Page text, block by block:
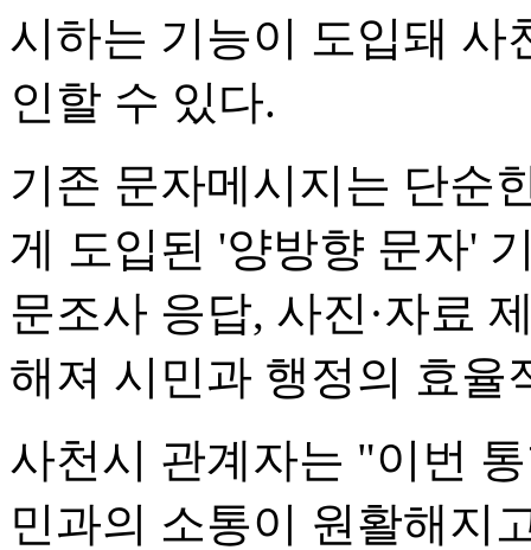
시하는 기능이 도입돼 사
인할 수 있다.
기존 문자메시지는 단순
게 도입된 '양방향 문자'
문조사 응답, 사진·자료
해져 시민과 행정의 효율
사천시 관계자는 "이번
민과의 소통이 원활해지